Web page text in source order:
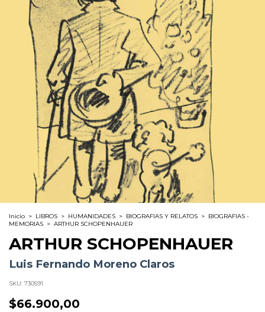
Inicio > LIBROS > HUMANIDADES > BIOGRAFIAS Y RELATOS > BIOGRAFIAS -
MEMORIAS > ARTHUR SCHOPENHAUER
ARTHUR SCHOPENHAUER
Luis Fernando Moreno Claros
SKU: 730591
$66.900,00